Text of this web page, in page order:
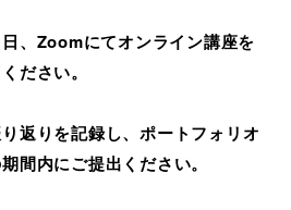
、Zoomにてオンライン講座を
ださい。
返りを記録し、ポートフォリオ
間内にご提出ください。